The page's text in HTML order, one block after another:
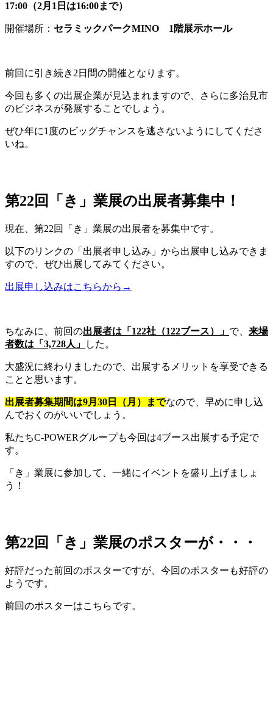
17:00（2月1日は16:00まで）
開催場所： セラミックパークMINO 1階展示ホール
前回に引き続き2日間の開催となります。
今回も多くの出展企業が見込まれますので、さらに多治見市
のビジネスが発展することでしょう。
ぜひ年に1度のビッグチャンスを逃さないようにしてくださ
いね。
第22回「き」業展の出展者募集中！
現在、第22回「き」業展の出展者を募集中です。
以下のリンクの「出展者申し込み」から出展申し込みできま
すので、ぜひ出展してみてください。
出展申し込みはこちらから→
ちなみに、前回の出展者は「122社（122ブース）」 で、 来場
者数は「3,728人」
した。
大盛況に終わりましたので、出展するメリットを享受できる
ことと思います。
出展者募集期間は9月30日（月）までなので、早めに申し込
んでおくのがいいでしょう。
私たちC-POWERグループも今回は4ブース出展する予定で
す。
「き」業展に参加して、一緒にイベントを盛り上げましょ
う！
第22回「き」業展のポスターが・・・
好評だった前回のポスターですが、今回のポスターも好評の
ようです。
前回のポスターはこちらです。